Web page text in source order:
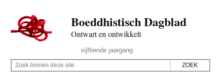
naar
de
inhoud
secondary
naar
de
sidebar
naar
de
Boeddhistisch Dagblad
Ontwart en ontwikkelt
Rechts
vijftiende jaargang
Z
Z